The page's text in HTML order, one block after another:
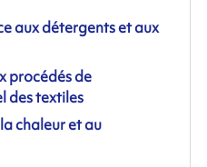
aux détergents et aux
procédés de
des textiles
chaleur et au